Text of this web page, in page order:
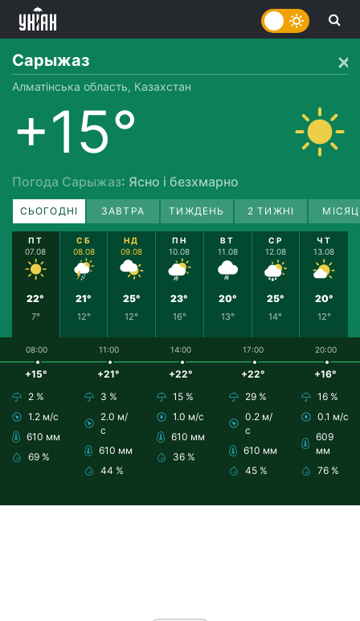
Сарыжаз
Алматінська область, Казахстан
+15°
Погода Сарыжаз: Ясно і безхмарно
СЬОГОДНІ ЗАВТРА ТИЖДЕНЬ 2 ТИЖНІ
ПТ
07.08
22°
7°
СБ
08.08
21°
12°
НД
09.08
25°
12°
ПН
10.08
23°
16°
ВТ
11.08
20°
13°
СР
12.08
25°
14°
ЧТ
13.08
20°
12°
08:00
+15°
2 %
1.2 м/с
610 мм
69 %
11:00
+21°
3 %
2.0 м/
с
610 мм
44 %
14:00
+22°
15 %
1.0 м/с
610 мм
36 %
17:00
+22°
29 %
0.2 м/
с
610 мм
45 %
20:00
+16°
16 %
0.1 м/с
609
мм
76 %